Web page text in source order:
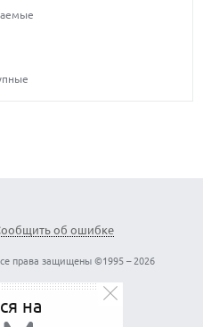
об ошибке
права защищены ©1995 – 2026
на